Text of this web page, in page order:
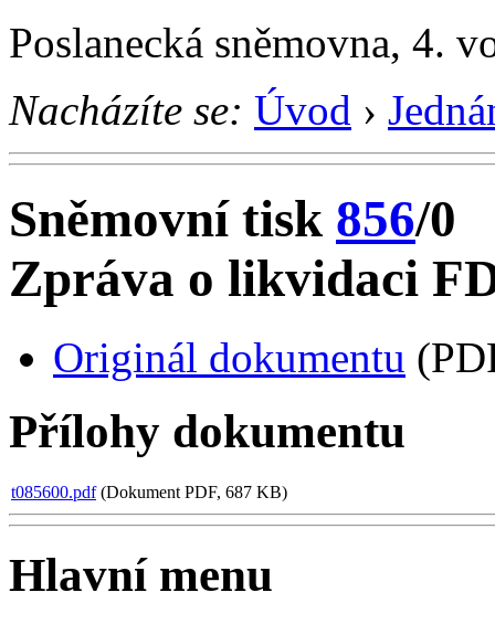
Poslanecká sněmovna, 4.
Nacházíte se: Úvod ›
Sněmovní tisk 856/0
Zpráva o likvidaci
Originál dokumentu
Přílohy dokumentu
t085600.pdf(Dokument PDF, 687 KB)
Hlavní menu